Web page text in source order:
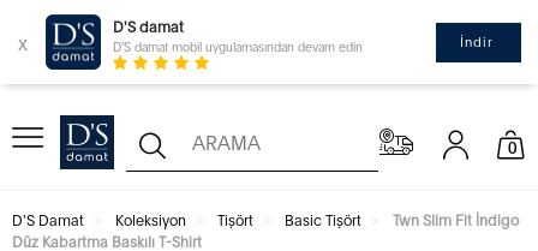
x
D'S damat
D'S damat mobil uygulamasından devam edin İndir
0
D'S Damat Koleksiyon Tişört Basic Tişört
Twn Slim Fit İndigo
Düz Kabartma Baskılı T-Shirt